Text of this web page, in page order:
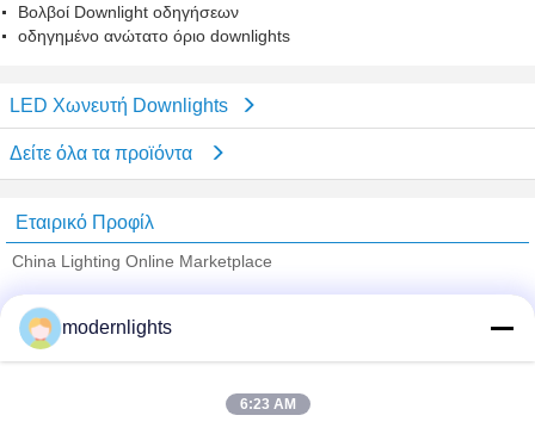
Βολβοί Downlight οδηγήσεων
οδηγημένο ανώτατο όριο downlights
LED Χωνευτή Downlights
Δείτε όλα τα προϊόντα
Εταιρικό Προφίλ
China Lighting Online Marketplace
Trust Seal
Verified Suplier
modernlights
6:23 AM